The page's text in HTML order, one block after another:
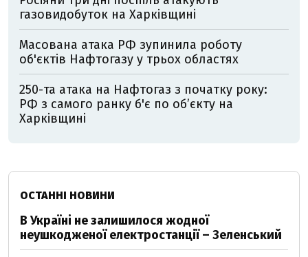
газовидобуток на Харківщині
Масована атака РФ зупинила роботу
об'єктів Нафтогазу у трьох областях
250-та атака на Нафтогаз з початку року:
РФ з самого ранку б'є по об’єкту на
Харківщині
ОСТАННІ НОВИНИ
В Україні не залишилося жодної
неушкодженої електростанції – Зеленський